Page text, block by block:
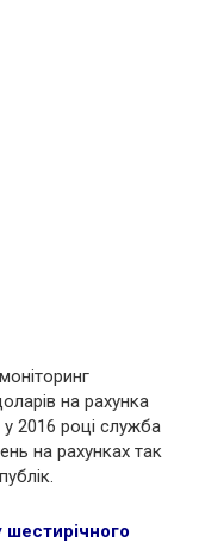
на рахунка
2016 році служба
на рахунках так
шестирічного